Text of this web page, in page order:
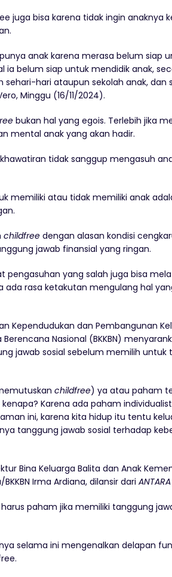
juga bisa karena tidak ingin anaknya
anak karena merasa belum siap
ia belum siap untuk mendidik anak,
hari ataupun sekolah anak, dan
Minggu (16/11/2024).
bukan hal yang egois. Terlebih jika
mental anak yang akan hadir.
tidak sanggup mengasuh
memiliki atau tidak memiliki anak
childfree dengan alasan kondisi
jawab finansial yang ringan.
pengasuhan yang salah juga bisa
ada rasa ketakutan mengulang hal
Kependudukan dan Pembangunan
Nasional (BKKBN)
jawab sosial sebelum memilih untuk
childfree) ya atau paham
kenapa? Karena ada paham
ini, karena kita hidup itu tentu
tanggung jawab sosial terhadap
Bina Keluarga Balita dan Anak
Irma Ardiana, dilansir dari ANTARA
paham jika memiliki tanggung
selama ini mengenalkan delapan